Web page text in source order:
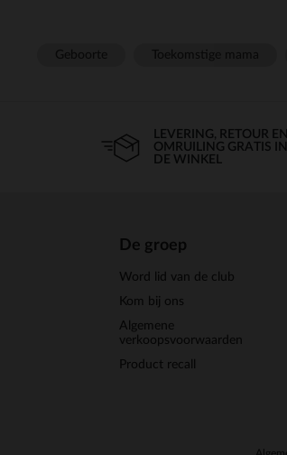
LEVERING, RETOUR EN
OMRUILING GRATIS IN
DE WINKEL
De groep
Word lid van de club
Kom bij ons
Algemene
verkoopsvoorwaarden
Product recall